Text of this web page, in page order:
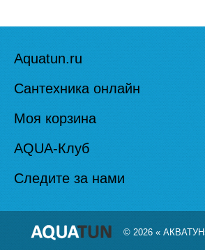
Aquatun.ru
Сантехника онлайн
Моя корзина
AQUA-Клуб
Следите за нами
© 2026 «